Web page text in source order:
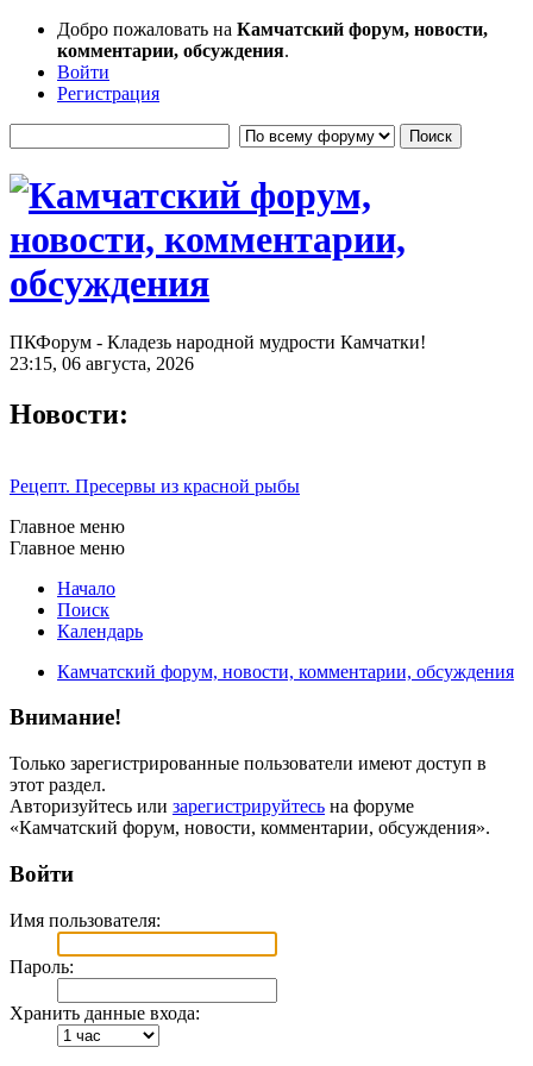
Добро пожаловать на Камчатский форум, новости,
комментарии, обсуждения.
Войти
Регистрация
ПКФорум - Кладезь народной мудрости Камчатки!
23:15, 06 августа, 2026
Новости:
Рецепт. Пресервы из красной рыбы
Главное меню
Главное меню
Начало
Поиск
Календарь
Камчатский форум, новости, комментарии, обсуждения
Внимание!
Только зарегистрированные пользователи имеют доступ в
этот раздел.
Авторизуйтесь или зарегистрируйтесь на форуме
«Камчатский форум, новости, комментарии, обсуждения».
Войти
Имя пользователя:
Пароль:
Хранить данные входа: